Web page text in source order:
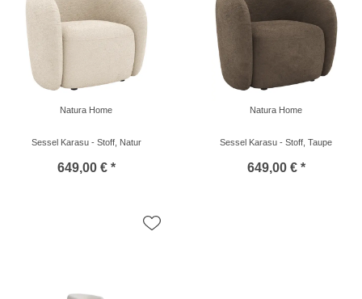
Natura Home
Sessel Karasu - Stoff, Natur
649,00 € *
Natura Home
Sessel Karasu - Stoff, Taupe
649,00 € *